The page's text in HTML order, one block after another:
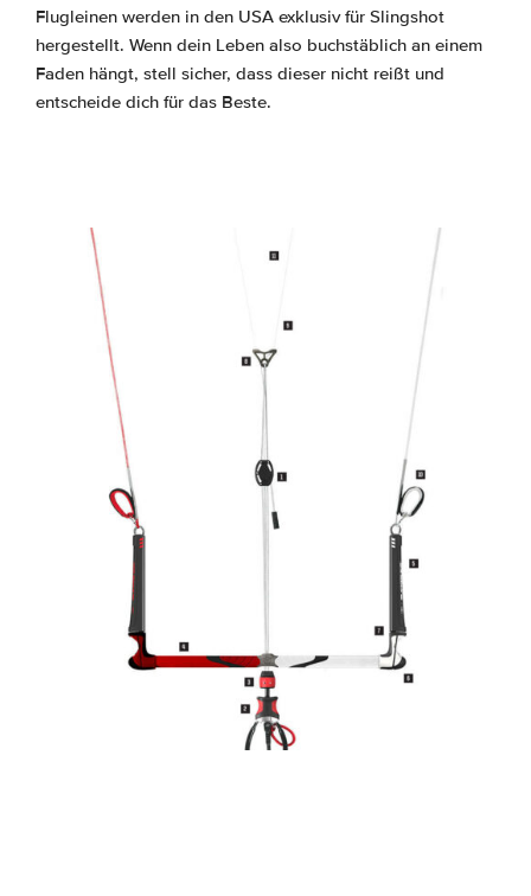
Flugleinen werden in den USA exklusiv für Slingshot
hergestellt. Wenn dein Leben also buchstäblich an einem
Faden hängt, stell sicher, dass dieser nicht reißt und
entscheide dich für das Beste.